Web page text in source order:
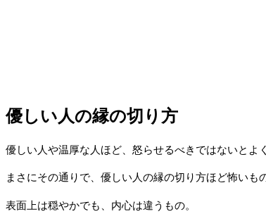
優しい人の縁の切り方
優しい人や温厚な人ほど、怒らせるべきではないとよ
まさにその通りで、優しい人の縁の切り方ほど怖いも
表面上は穏やかでも、内心は違うもの。